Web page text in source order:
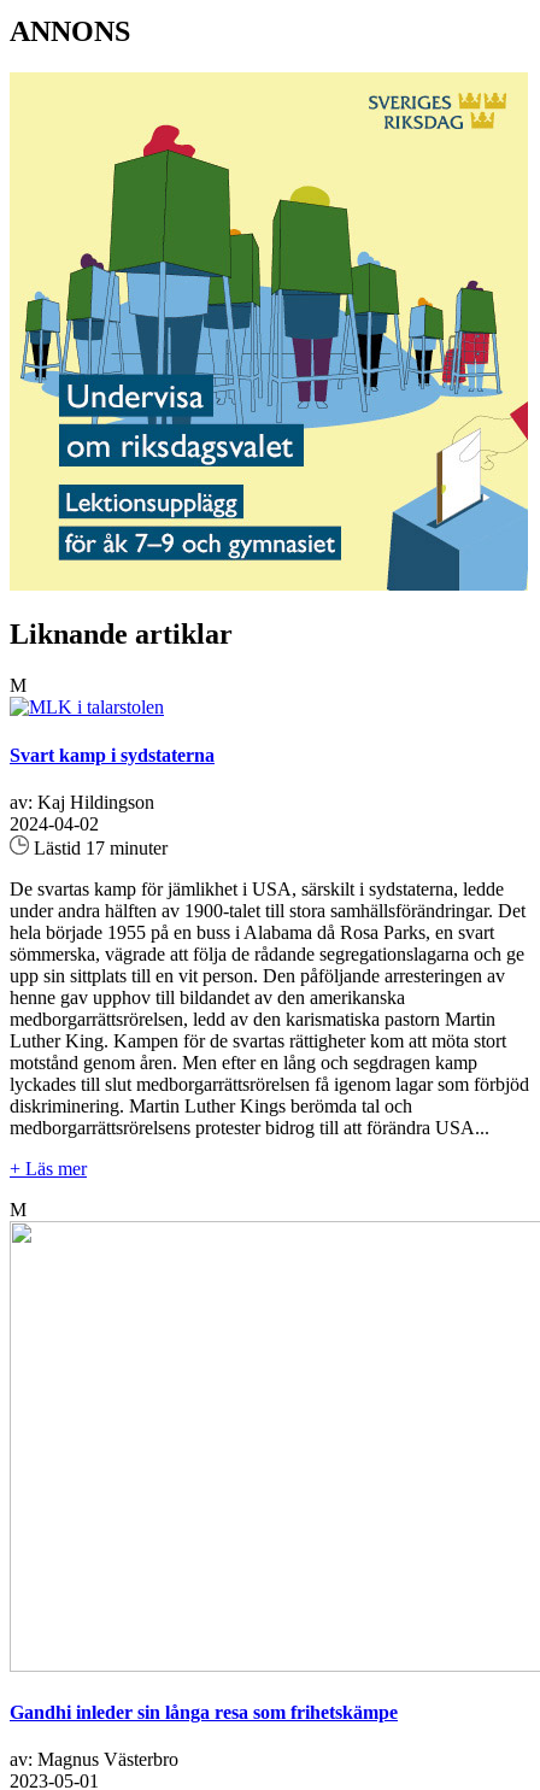
ANNONS
Liknande artiklar
M
Svart kamp i sydstaterna
av: Kaj Hildingson
2024-04-02
Lästid 17 minuter
De svartas kamp för jämlikhet i USA, särskilt i sydstaterna, ledde
under andra hälften av 1900-talet till stora samhällsförändringar. Det
hela började 1955 på en buss i Alabama då Rosa Parks, en svart
sömmerska, vägrade att följa de rådande segregationslagarna och ge
upp sin sittplats till en vit person. Den påföljande arresteringen av
henne gav upphov till bildandet av den amerikanska
medborgarrättsrörelsen, ledd av den karismatiska pastorn Martin
Luther King. Kampen för de svartas rättigheter kom att möta stort
motstånd genom åren. Men efter en lång och segdragen kamp
lyckades till slut medborgarrättsrörelsen få igenom lagar som förbjöd
diskriminering. Martin Luther Kings berömda tal och
medborgarrättsrörelsens protester bidrog till att förändra USA...
+ Läs mer
M
Gandhi inleder sin långa resa som frihetskämpe
av: Magnus Västerbro
2023-05-01